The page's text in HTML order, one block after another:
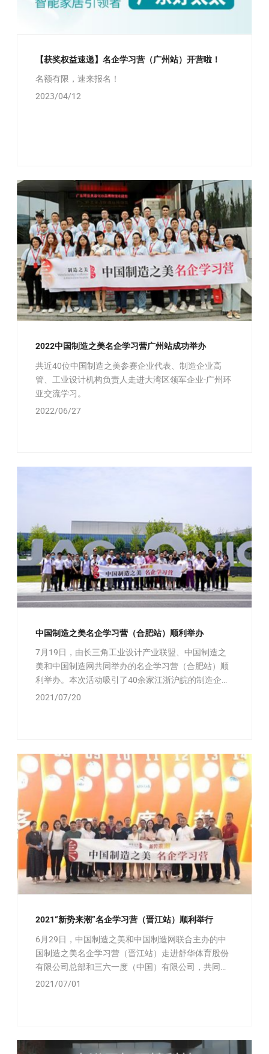
【获奖权益速递】名企学习营（广州站）开营啦！
名额有限，速来报名！
2023/04/12
2022中国制造之美名企学习营广州站成功举办
共近40位中国制造之美参赛企业代表、制造企业高
管、工业设计机构负责人走进大湾区领军企业-广州环
亚交流学习。
2022/06/27
中国制造之美名企学习营（合肥站）顺利举办
7月19日，由长三角工业设计产业联盟、中国制造之
美和中国制造网共同举办的名企学习营（合肥站）顺
利举办。本次活动吸引了40余家江浙沪皖的制造企业
高管、工业设计机构负责人参与。
2021/07/20
2021“新势来潮”名企学习营（晋江站）顺利举行
6月29日，中国制造之美和中国制造网联合主办的中
国制造之美名企学习营（晋江站）走进舒华体育股份
有限公司总部和三六一度（中国）有限公司，共同探
寻行业优秀企业管理提升的秘诀。
2021/07/01